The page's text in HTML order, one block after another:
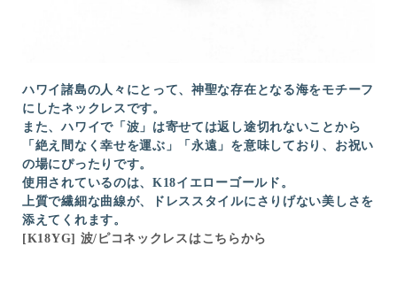
ハワイ諸島の人々にとって、神聖な存在となる海をモチーフ
にしたネックレスです。
また、ハワイで「波」は寄せては返し途切れないことから
「絶え間なく幸せを運ぶ」「永遠」を意味しており、お祝い
の場にぴったりです。
使用されているのは、K18イエローゴールド。
上質で繊細な曲線が、ドレススタイルにさりげない美しさを
添えてくれます。
[K18YG] 波/ピコネックレスはこちらから